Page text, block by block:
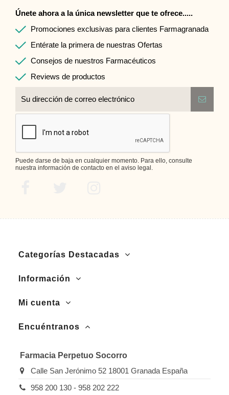
Únete ahora a la única newsletter que te ofrece.....
Promociones exclusivas para clientes Farmagranada
Entérate la primera de nuestras Ofertas
Consejos de nuestros Farmacéuticos
Reviews de productos
Puede darse de baja en cualquier momento. Para ello, consulte
nuestra información de contacto en el aviso legal.
Categorías Destacadas
Información
Mi cuenta
Encuéntranos
Farmacia Perpetuo Socorro
Calle San Jerónimo 52 18001 Granada España
958 200 130 - 958 202 222